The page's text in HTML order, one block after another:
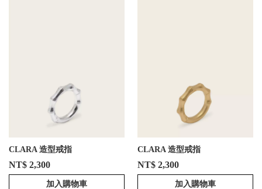
CLARA 造型戒指
NT$ 2,300
加入購物車
CLARA 造型戒指
NT$ 2,300
加入購物車